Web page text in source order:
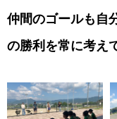
仲間のゴールも自
の勝利を常に考え